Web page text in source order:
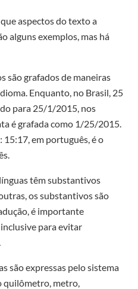
aspectos do texto a
alguns exemplos, mas há
são grafados de maneiras
Enquanto, no Brasil, 25
para 25/1/2015, nos
é grafada como 1/25/2015.
em português, é o
têm substantivos
os substantivos são
é importante
para evitar
são expressas pelo sistema
quilômetro, metro,